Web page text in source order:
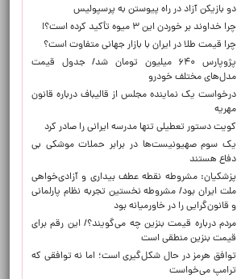
دو بازیکن آزاد در راه پیوستن به پرسپولیس
چرا خداوند بر خوردن این ۳ میوه تأکید کرده است؟!
چرا قیمت طلا در ایران با بازار جهانی متفاوت است؟
پژوپارس ۶۴۰ میلیون تومان شد/ جدول قیمت
مدل‌های مختلف خودرو
درخواست یک نماینده مجلس از قالیباف درباره قانون
مهریه
کویت دستور تعطیلی تنها مدرسه ایرانی را صادر کرد
یک‌ سوم صهیونیست‌ها در برابر حملات موشکی بی
دفاع هستند
پزشکیان: مشروطه نقطه عطف بیداری و آزادی‌خواهی
ملت ایران بود/ مشروطه نخستین تجربه نظام پارلمانی
و قانون‌گرایی را در خاورمیانه بود
مردم درباره قیمت بنزین چه می‌گویند؟/ این رقم برای
قیمت بنزین منطقی است
توافق هرمز در حال شکل‌گیری است؛ اما نه توافقی که
ترامپ می‌خواست